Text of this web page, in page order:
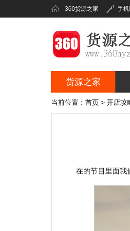
360货源之家 手机
360货源之家
货源之家
当前位置： 首页> 开店攻
在的节目里面我